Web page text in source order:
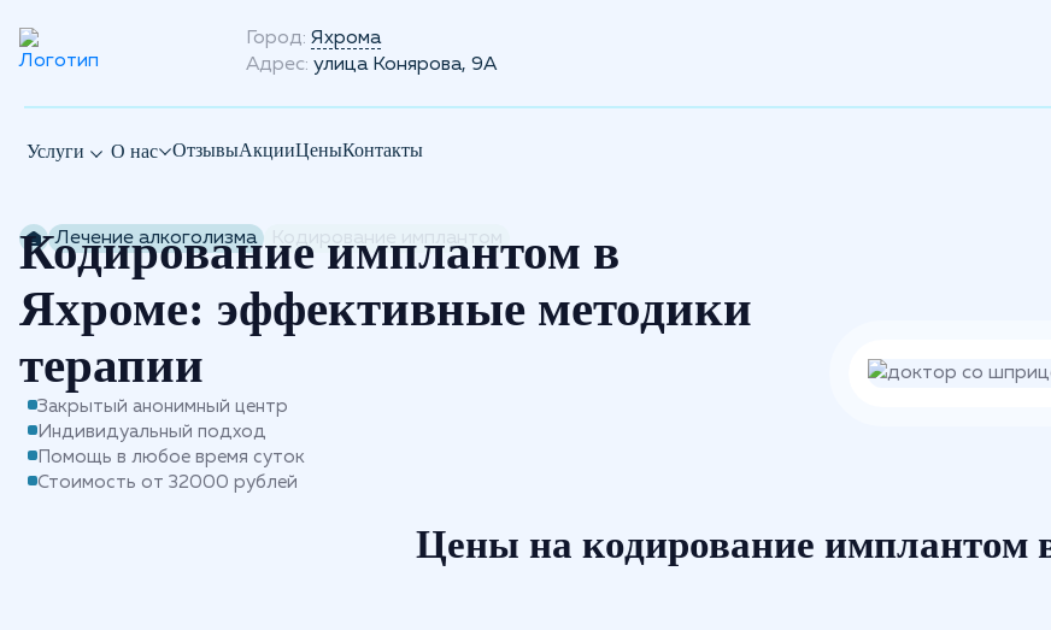
Город: Яхрома
Адрес: улица Конярова, 9А
Услуги О нас ОтзывыАкцииЦеныКонтакты
Лечение алкоголизма
Кодирование имплантом в
Яхроме: эффективные методики
терапии
Закрытый анонимный центр
Индивидуальный подход
Помощь в любое время суток
Стоимость от 32000 рублей
Цены на кодирование имплантом